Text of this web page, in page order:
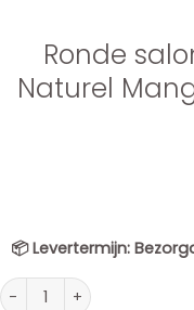
Ronde
Naturel
📦Levertermijn:
Ronde salontafel Dakota